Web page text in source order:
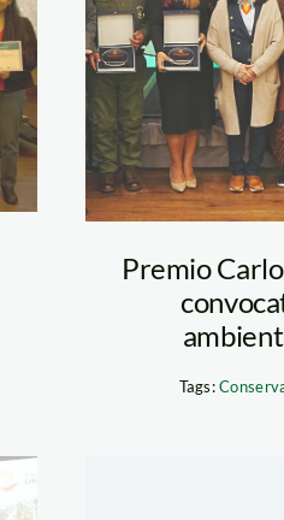
Premio
Tags: